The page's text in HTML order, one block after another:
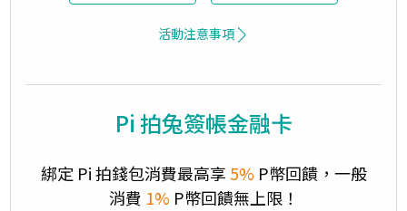
活動注意事項
Pi 拍兔簽帳金融卡
綁定 Pi 拍錢包消費最高享 5% P幣回饋，一般
消費 1% P幣回饋無上限！